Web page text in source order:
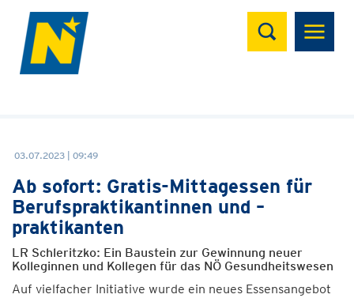
Suchen
03.07.2023 | 09:49
Ab sofort: Gratis-Mittagessen für
Berufspraktikantinnen und –
praktikanten
LR Schleritzko: Ein Baustein zur Gewinnung neuer
Kolleginnen und Kollegen für das NÖ Gesundheitswesen
Auf vielfacher Initiative wurde ein neues Essensangebot